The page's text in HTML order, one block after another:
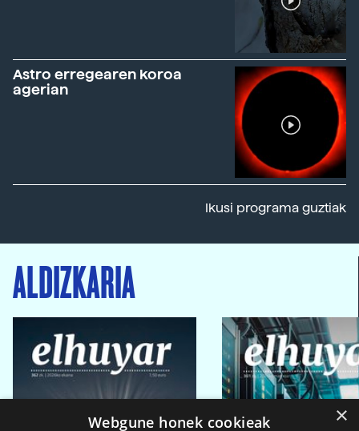
Astro erregearen koroa
agerian
Ikusi programa guztiak
ALDIZKARIA
×
Webgune honek cookieak